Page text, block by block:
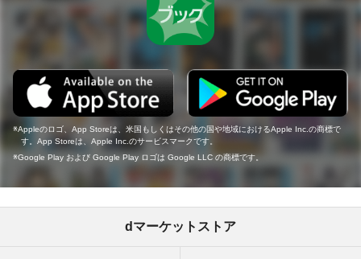
Appleのロゴ、App Storeは、米国もしくはその他の国や地域におけるApple Inc.の商標で
す。App Storeは、Apple Inc.のサービスマークです。
Google Play および Google Play ロゴは Google LLC の商標です。
dマーケットストア